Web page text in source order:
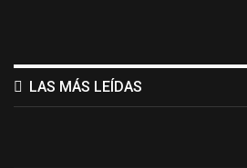
LAS MÁS LEÍDAS